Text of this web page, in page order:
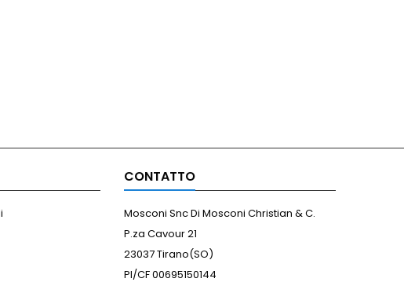
CONTATTO
Mosconi Snc Di Mosconi Christian & C.
P.za Cavour 21
23037 Tirano(SO)
PI/CF 00695150144